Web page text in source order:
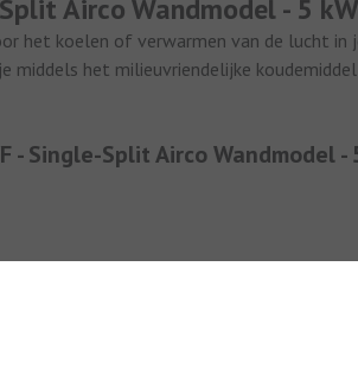
Airco Wandmodel - 5 kW
het koelen of verwarmen van de lucht
het milieuvriendelijke
- Single-Split Airco Wandmodel -